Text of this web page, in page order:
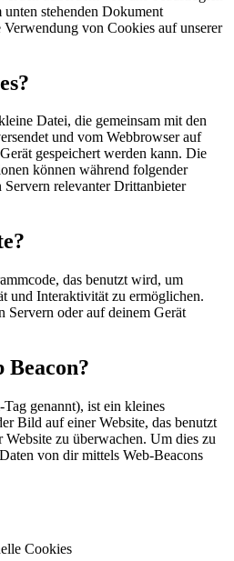
stehenden Dokument
von Cookies auf unserer
Datei, die gemeinsam mit den
und vom Webbrowser auf
gespeichert werden kann. Die
können während folgender
Servern relevanter Drittanbieter
das benutzt wird, um
und Interaktivität zu ermöglichen.
Servern oder auf deinem Gerät
Beacon?
genannt), ist ein kleines
Bild auf einer Website, das benutzt
zu überwachen. Um dies zu
von dir mittels Web-Beacons
Cookies